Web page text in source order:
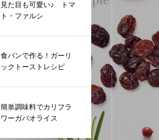
見た目も可愛い♪ トマ
ト・ファルシ
食パンで作る！ガーリ
ックトーストレシピ
簡単調味料でカリフラ
ワーガパオライス